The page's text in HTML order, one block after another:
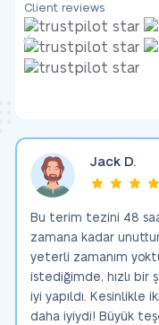
Client reviews
Jack D.
Bu terim tezini 48
zamana kadar
yeterli zamanım
istediğimde, hızlı bir
iyi yapıldı. Kesinlikle
daha iyiydi! Büyük